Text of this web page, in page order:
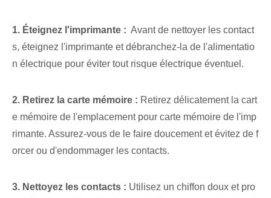
1. Éteignez l'imprimante : ⁣ Avant de nettoyer les ⁣contact
s, ⁤éteignez l'imprimante et débranchez-la de l'alimentatio
n électrique pour ‌éviter tout risque électrique éventuel.
2. Retirez la carte mémoire : Retirez délicatement la cart
e mémoire de l'emplacement pour carte mémoire de l'imp
rimante. Assurez-vous de le faire doucement et évitez de f
orcer ou d'endommager les contacts.
3. Nettoyez les contacts : Utilisez un chiffon doux et pro